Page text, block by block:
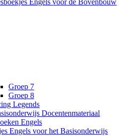
Engels voor de Bovenbouw
Groep 7
Groep 8
Legends
Docentenmateriaal
Engels
Engels voor het Basisonderwijs